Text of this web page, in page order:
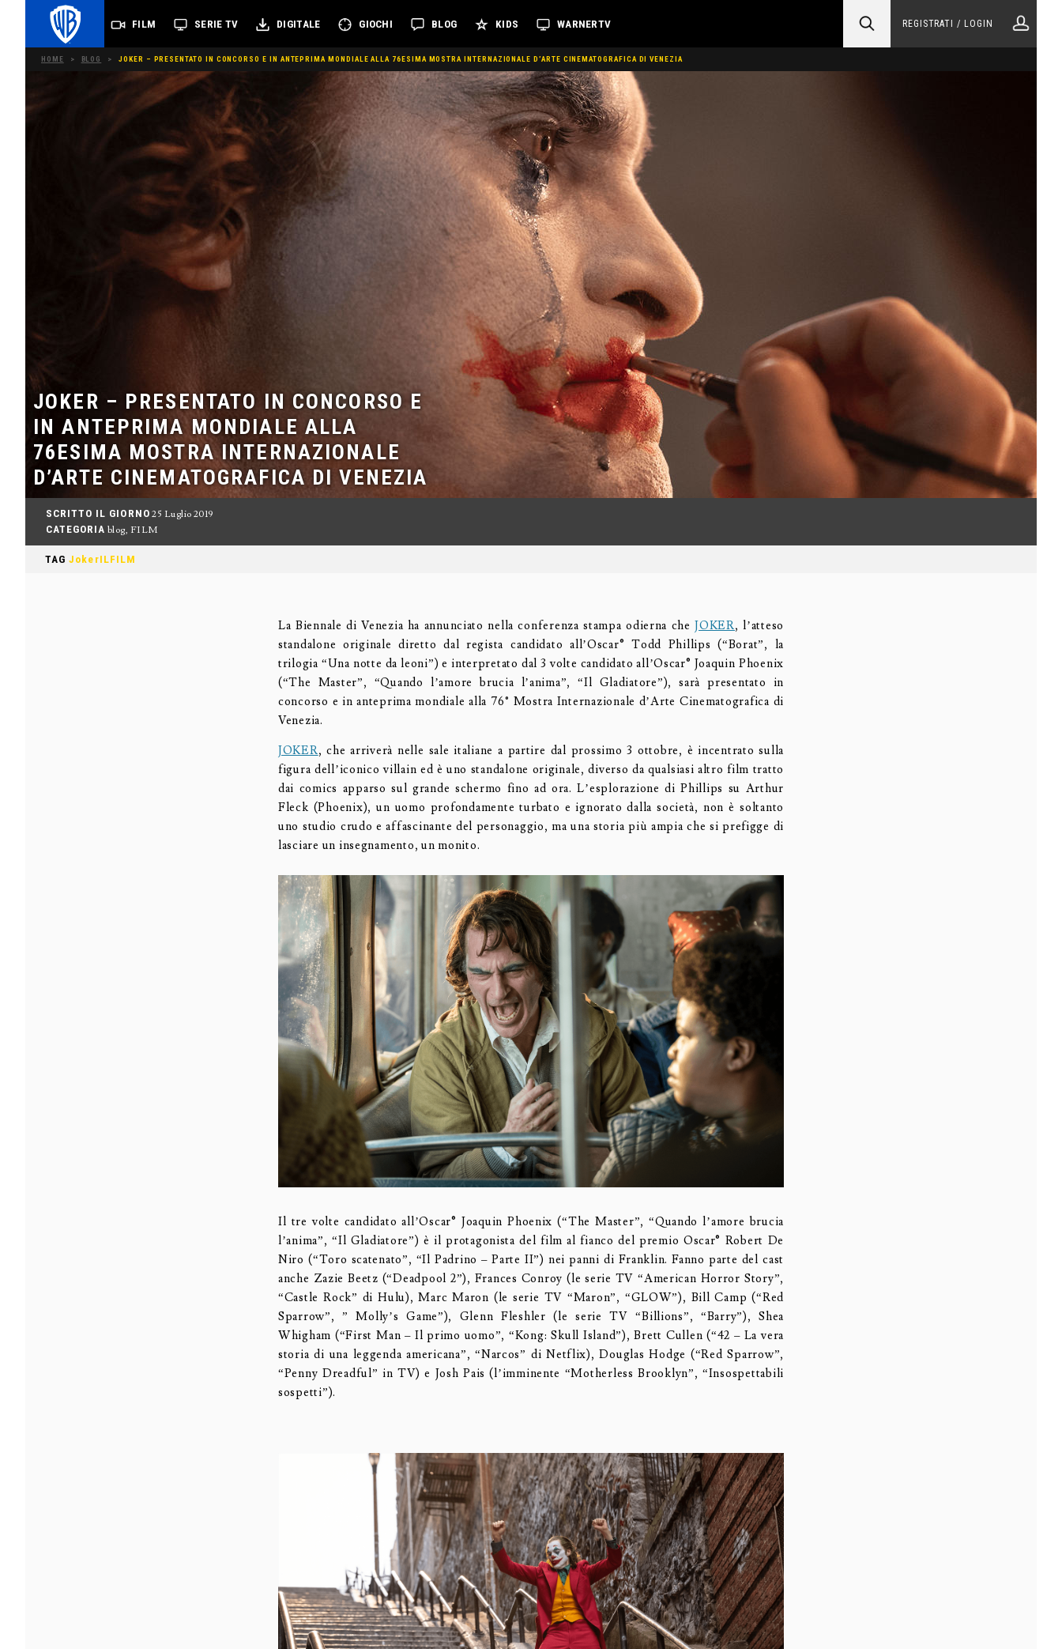
FILM SERIE TV DIGITALE GIOCHI BLOG KIDS WARNERTV REGISTRATI / LOGIN
HOME > BLOG > JOKER – PRESENTATO IN CONCORSO E IN ANTEPRIMA MONDIALE ALLA 76ESIMA MOSTRA INTERNAZIONALE D’ARTE CINEMATOGRAFICA DI VENEZIA
JOKER – PRESENTATO IN CONCORSO E
IN ANTEPRIMA MONDIALE ALLA
76ESIMA MOSTRA INTERNAZIONALE
D’ARTE CINEMATOGRAFICA DI VENEZIA
SCRITTO IL GIORNO 25 Luglio 2019
CATEGORIA blog, FILM
TAGJokerILFILM
La Biennale di Venezia ha annunciato nella conferenza stampa odierna cheJOKER, l’atteso
standalone originale diretto dal regista candidato all’Oscar® Todd Phillips (“Borat”, la
trilogia “Una notte da leoni”) e interpretato dal 3 volte candidato all’Oscar® Joaquin Phoenix
(“The Master”, “Quando l’amore brucia l’anima”, “Il Gladiatore”), sarà presentato in
concorso e in anteprima mondiale alla 76° Mostra Internazionale d’Arte Cinematografica di
Venezia.
JOKER, che arriverà nelle sale italiane a partire dal prossimo 3 ottobre, è incentrato sulla
figura dell’iconico villain ed è uno standalone originale, diverso da qualsiasi altro film tratto
dai comics apparso sul grande schermo fino ad ora. L’esplorazione di Phillips su Arthur
Fleck (Phoenix), un uomo profondamente turbato e ignorato dalla società, non è soltanto
uno studio crudo e affascinante del personaggio, ma una storia più ampia che si prefigge di
lasciare un insegnamento, un monito.
Il tre volte candidato all’Oscar® Joaquin Phoenix (“The Master”, “Quando l’amore brucia
l’anima”, “Il Gladiatore”) è il protagonista del film al fianco del premio Oscar® Robert De
Niro (“Toro scatenato”, “Il Padrino – Parte II”) nei panni di Franklin. Fanno parte del cast
anche Zazie Beetz (“Deadpool 2”), Frances Conroy (le serie TV “American Horror Story”,
“Castle Rock” di Hulu), Marc Maron (le serie TV “Maron”, “GLOW”), Bill Camp (“Red
Sparrow”, ” Molly’s Game”), Glenn Fleshler (le serie TV “Billions”, “Barry”), Shea
Whigham (“First Man – Il primo uomo”, “Kong: Skull Island”), Brett Cullen (“42 – La vera
storia di una leggenda americana”, “Narcos” di Netflix), Douglas Hodge (“Red Sparrow”,
“Penny Dreadful” in TV) e Josh Pais (l’imminente “Motherless Brooklyn”, “Insospettabili
sospetti”).